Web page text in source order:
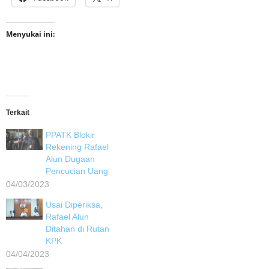
Menyukai ini:
Terkait
PPATK Blokir
Rekening Rafael
Alun Dugaan
Pencucian Uang
04/03/2023
Usai Diperiksa,
Rafael Alun
Ditahan di Rutan
KPK
04/04/2023